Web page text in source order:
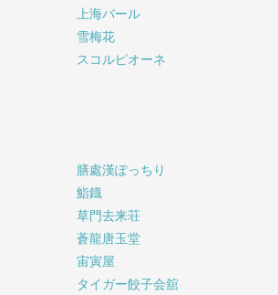
上海バール
雪梅花
スコルピオーネ
膳處漢ぽっちり
鮨鐡
草門去来荘
蒼龍唐玉堂
宙寅屋
タイガー餃子会舘